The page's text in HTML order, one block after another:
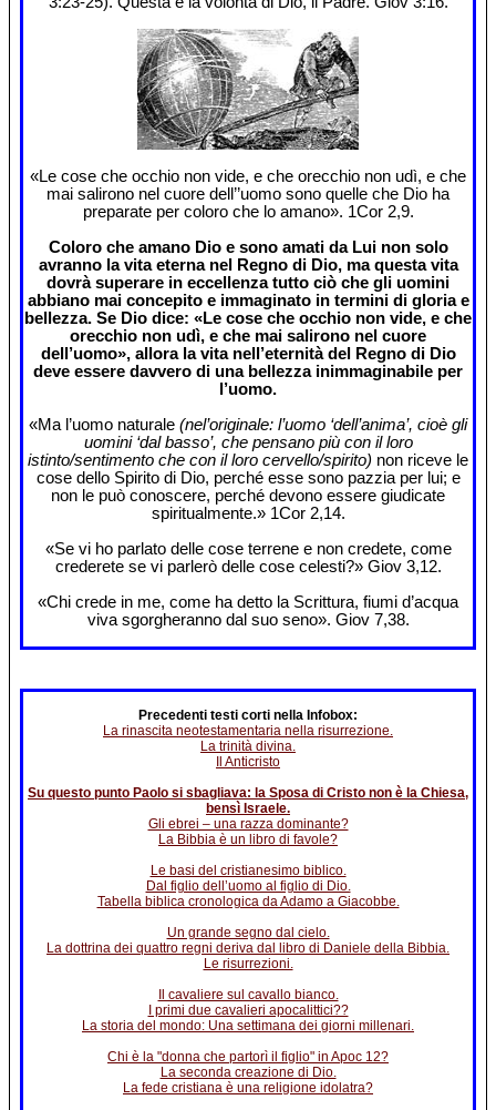
«Le cose che occhio non vide, e che orecchio non udì, e che
mai salirono nel cuore dell’’uomo sono quelle che Dio ha
preparate per coloro che lo amano». 1Cor 2,9.
Coloro che amano Dio e sono amati da Lui non solo
avranno la vita eterna nel Regno di Dio, ma questa vita
dovrà superare in eccellenza tutto ciò che gli uomini
abbiano mai concepito e immaginato in termini di gloria e
bellezza. Se Dio dice: «Le cose che occhio non vide, e che
orecchio non udì, e che mai salirono nel cuore
dell’uomo», allora la vita nell’eternità del Regno di Dio
deve essere davvero di una bellezza inimmaginabile per
l’uomo.
«Ma l’uomo naturale (nel’originale: l’uomo ‘dell’anima’, cioè gli
uomini ‘dal basso’, che pensano più con il loro
istinto/sentimento che con il loro cervello/spirito) non riceve le
cose dello Spirito di Dio, perché esse sono pazzia per lui; e
non le può conoscere, perché devono essere giudicate
spiritualmente.» 1Cor 2,14.
«Se vi ho parlato delle cose terrene e non credete, come
crederete se vi parlerò delle cose celesti?» Giov 3,12.
«Chi crede in me, come ha detto la Scrittura, fiumi d’acqua
viva sgorgheranno dal suo seno». Giov 7,38.
Precedenti testi corti nella Infobox:
La rinascita neotestamentaria nella risurrezione.
La trinità divina.
Il Anticristo
Su questo punto Paolo si sbagliava: la Sposa di Cristo non è la Chiesa,
bensì Israele.
Gli ebrei – una razza dominante?
La Bibbia è un libro di favole?
Le basi del cristianesimo biblico.
Dal figlio dell’uomo al figlio di Dio.
Tabella biblica cronologica da Adamo a Giacobbe.
Un grande segno dal cielo.
La dottrina dei quattro regni deriva dal libro di Daniele della Bibbia.
Le risurrezioni.
Il cavaliere sul cavallo bianco.
I primi due cavalieri apocalittici??
La storia del mondo: Una settimana dei giorni millenari.
Chi è la "donna che partorì il figlio" in Apoc 12?
La seconda creazione di Dio.
La fede cristiana è una religione idolatra?